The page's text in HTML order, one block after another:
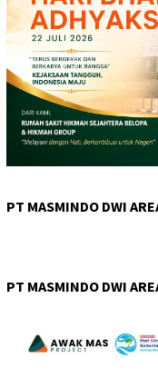
PT MASMINDO DWI
PT MASMINDO DWI